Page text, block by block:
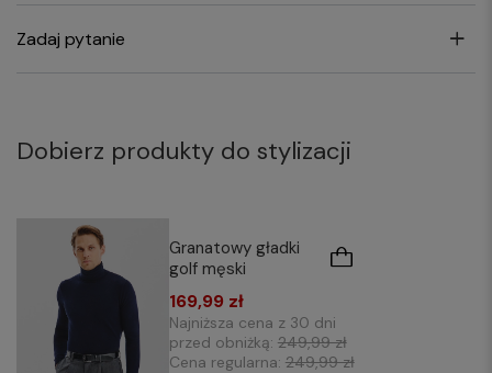
Zadaj pytanie
Dobierz produkty do stylizacji
Granatowy gładki
golf męski
169,99 zł
Najniższa cena z 30 dni
przed obniżką: 249,99 zł
Cena regularna: 249,99 zł